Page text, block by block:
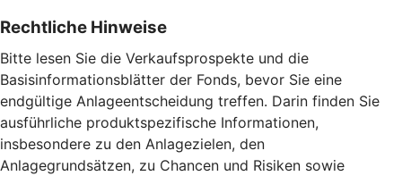
Rechtliche Hinweise
Bitte lesen Sie die Verkaufsprospekte und die
Basisinformationsblätter der Fonds, bevor Sie eine
endgültige Anlageentscheidung treffen. Darin finden Sie
ausführliche produktspezifische Informationen,
insbesondere zu den Anlagezielen, den
Anlagegrundsätzen, zu Chancen und Risiken sowie